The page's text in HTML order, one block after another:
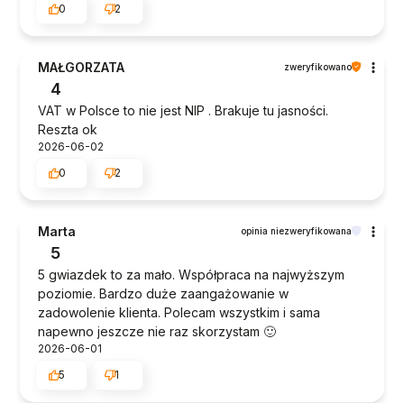
0
2
MAŁGORZATA zweryfikowano
4
VAT w Polsce to nie jest NIP . Brakuje tu jasności.
Reszta ok
2026-06-02
0
2
Marta opinia niezweryfikowana
5
5 gwiazdek to za mało. Współpraca na najwyższym
poziomie. Bardzo duże zaangażowanie w
zadowolenie klienta. Polecam wszystkim i sama
napewno jeszcze nie raz skorzystam 🙂
2026-06-01
5
1